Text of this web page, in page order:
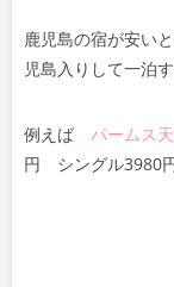
鹿児島の宿が安い
児島入りして一泊
例えば パームス
円 シングル3980